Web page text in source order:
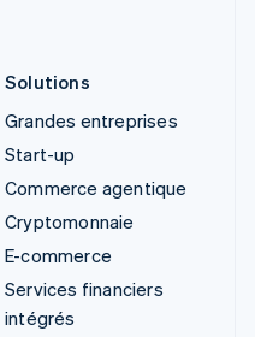
Solutions
Grandes entreprises
Start-up
Commerce agentique
Cryptomonnaie
E-commerce
Services financiers
intégrés